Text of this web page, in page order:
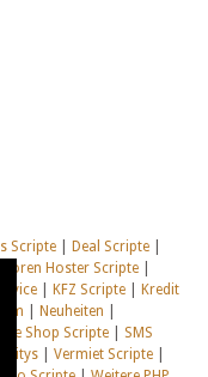
Scripte Deal Scripte
Foren Hoster Scripte
KFZ Scripte
Kredit
Neuheiten
Shop Scripte
SMS
Vermiet Scripte